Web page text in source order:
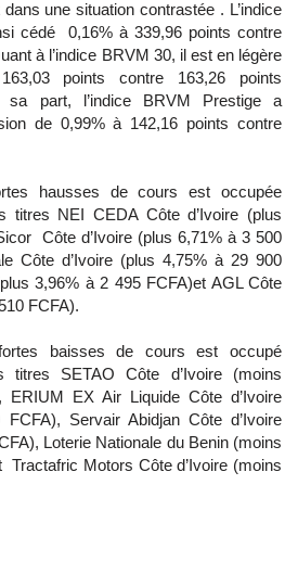
une situation contrastée . L’indice
cédé 0,16% à 339,96 points contre
à l’indice BRVM 30, il est en légère
points contre 163,26 points
part, l’indice BRVM Prestige a
de 0,99% à 142,16 points contre
hausses de cours est occupée
titres NEI CEDA Côte d’Ivoire (plus
Côte d’Ivoire (plus 6,71% à 3 500
Côte d’Ivoire (plus 4,75% à 29 900
3,96% à 2 495 FCFA)et AGL Côte
FCFA).
baisses de cours est occupé
titres SETAO Côte d’Ivoire (moins
EX Air Liquide Côte d’Ivoire
Servair Abidjan Côte d’Ivoire
Loterie Nationale du Benin (moins
Motors Côte d’Ivoire (moins